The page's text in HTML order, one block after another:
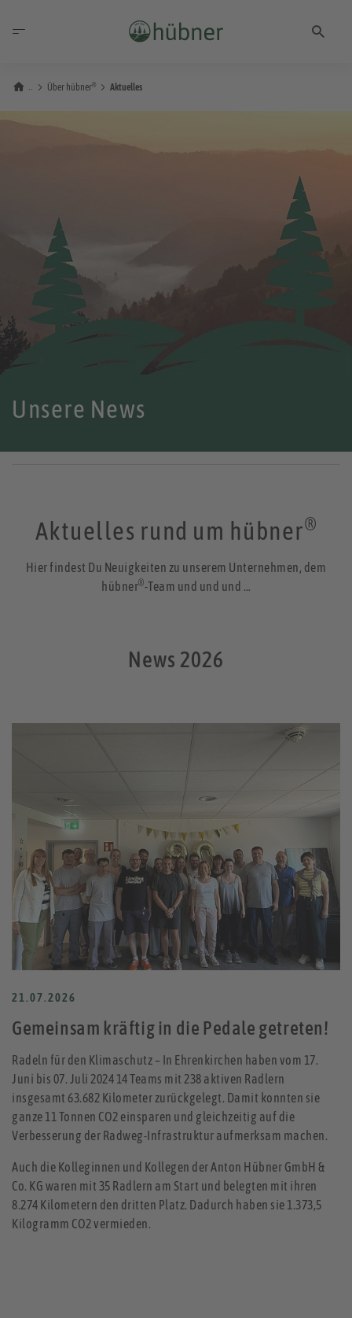
Über hübner® Aktuelles
Unsere News
Aktuelles rund um hübner®
Hier findest Du Neuigkeiten zu unserem Unternehmen, dem
hübner®-Team und und und …
News 2026
21.07.2026
Gemeinsam kräftig in die Pedale getreten!
Radeln für den Klimaschutz – In Ehrenkirchen haben vom 17.
Juni bis 07. Juli 2024 14 Teams mit 238 aktiven Radlern
insgesamt 63.682 Kilometer zurückgelegt. Damit konnten sie
ganze 11 Tonnen CO2 einsparen und gleichzeitig auf die
Verbesserung der Radweg-Infrastruktur aufmerksam machen.
Auch die Kolleginnen und Kollegen der Anton Hübner GmbH &
Co. KG waren mit 35 Radlern am Start und belegten mit ihren
8.274 Kilometern den dritten Platz. Dadurch haben sie 1.373,5
Kilogramm CO2 vermieden.